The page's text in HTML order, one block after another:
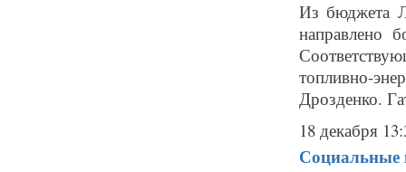
Из бюджета
направлено
топливно-
Дрозденко.
18 декабря
Социальные